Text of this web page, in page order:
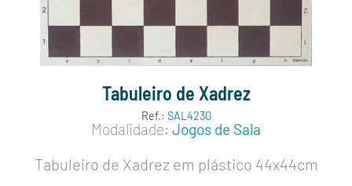
Tabuleiro de Xadrez
Ref.: SAL4230
Modalidade: Jogos de Sala
Tabuleiro de Xadrez em plástico 44x44cm